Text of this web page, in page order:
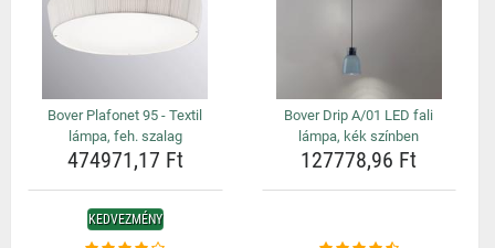
Bover Plafonet 95 - Textil
lámpa, feh. szalag
474971,17 Ft
Bover Drip A/01 LED fali
lámpa, kék színben
127778,96 Ft
KEDVEZMÉNY